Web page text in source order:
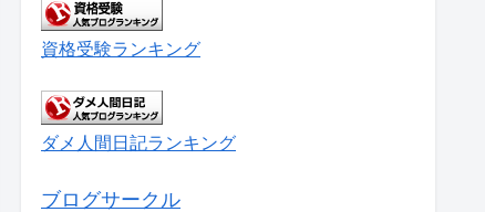
資格受験ランキング
ダメ人間日記ランキング
ブログサークル